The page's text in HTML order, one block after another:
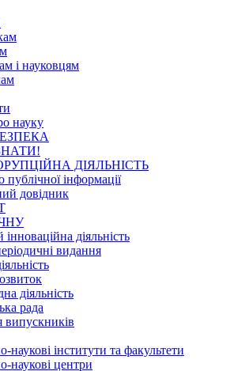
і науковцям
науку
ДІЯЛЬНІСТЬ
публічної інформації
довідник
ЧНУ
діяльність
видання
діяльність
рада
випускників
наукові інститути та факультети
наукові центри